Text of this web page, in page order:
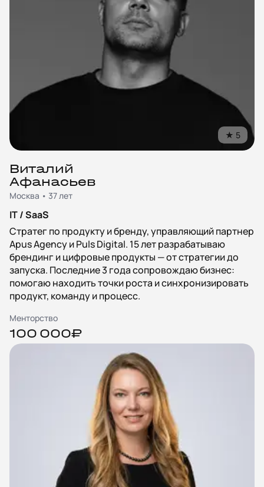
★ 5
Виталий
Афанасьев
Москва • 37 лет
IT / SaaS
Стратег по продукту и бренду, управляющий партнер
Apus Agency и Puls Digital. 15 лет разрабатываю
брендинг и цифровые продукты — от стратегии до
запуска. Последние 3 года сопровождаю бизнес:
помогаю находить точки роста и синхронизировать
продукт, команду и процесс.
Менторство
100 000₽